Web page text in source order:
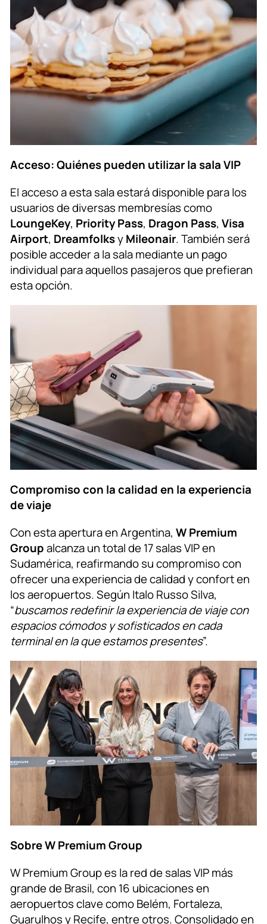
Acceso: Quiénes pueden utilizar la sala VIP
El acceso a esta sala estará disponible para los
usuarios de diversas membresías como
LoungeKey, Priority Pass, Dragon Pass, Visa
Airport, DreamfolksyMileonair. También será
posible acceder a la sala mediante un pago
individual para aquellos pasajeros que prefieran
esta opción.
Compromiso con la calidad en la experiencia
de viaje
Con esta apertura en Argentina, W Premium
Groupalcanza un total de 17 salas VIP en
Sudamérica, reafirmando su compromiso con
ofrecer una experiencia de calidad y confort en
los aeropuertos. Según Italo Russo Silva,
“buscamos redefinir la experiencia de viaje con
espacios cómodos y sofisticados en cada
terminal en la que estamos presentes”.
Sobre W Premium Group
W Premium Group es la red de salas VIP más
grande de Brasil, con 16 ubicaciones en
aeropuertos clave como Belém, Fortaleza,
Guarulhos y Recife, entre otros. Consolidado en